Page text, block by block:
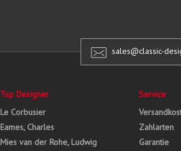
sales@classic-
Top Designer
Le Corbusier
Eames, Charles
Mies van der Rohe, Ludwig
Service
Zahlarten
Garantie